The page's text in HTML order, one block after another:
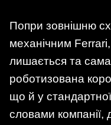
Попри зовнішню
механічним
лишається та
роботизована
що й у
словами компанії,